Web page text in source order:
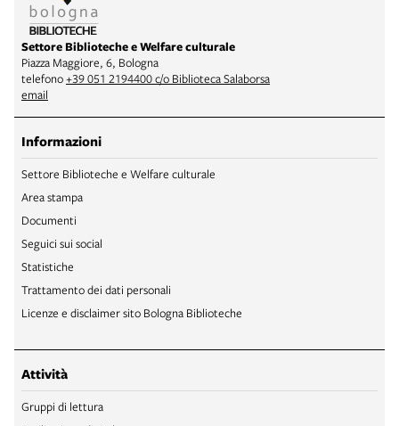
Settore Biblioteche e Welfare culturale
Piazza Maggiore, 6, Bologna
telefono+39 051 2194400 c/o Biblioteca Salaborsa
email
Informazioni
Settore Biblioteche e Welfare culturale
Area stampa
Documenti
Seguici sui social
Statistiche
Trattamento dei dati personali
Licenze e disclaimer sito Bologna Biblioteche
Attività
Gruppi di lettura